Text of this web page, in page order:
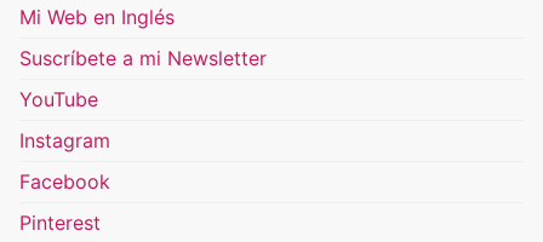
Mi Web en Inglés
Suscríbete a mi Newsletter
YouTube
Instagram
Facebook
Pinterest